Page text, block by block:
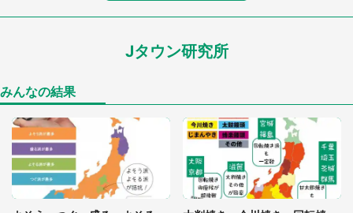
「孫にあげると思って、あなたにこれをあげる」
「ゾワゾワする」「本当に気持ち悪い」 道端でバ
グっちゃってた〝野生の野菜〟に6.5万人戦慄
「閉所恐怖症の私は新幹線で大パニック。隣席の青
Jタウン研究所
みんなの結果